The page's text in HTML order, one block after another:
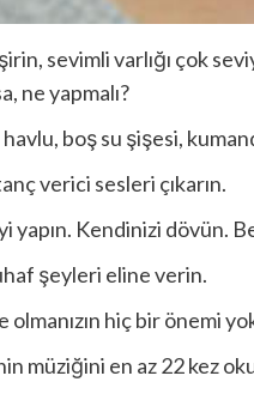
sevimli varlığı çok
ne yapmalı?
havlu, boş su şişesi,
verici sesleri çıkarın.
yapın. Kendinizi dövün.
şeyleri eline verin.
olmanızın hiç bir önemi
müziğini en az 22 kez